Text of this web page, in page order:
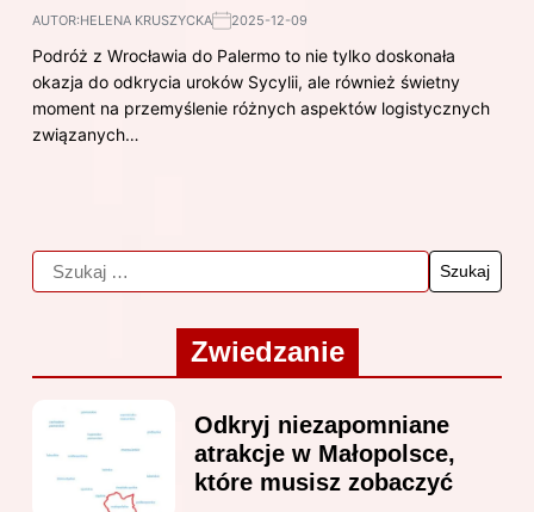
AUTOR:HELENA KRUSZYCKA 2025-12-09
Podróż z Wrocławia do Palermo to nie tylko doskonała
okazja do odkrycia uroków Sycylii, ale również świetny
moment na przemyślenie różnych aspektów logistycznych
związanych…
Zwiedzanie
Odkryj niezapomniane
atrakcje w Małopolsce,
które musisz zobaczyć